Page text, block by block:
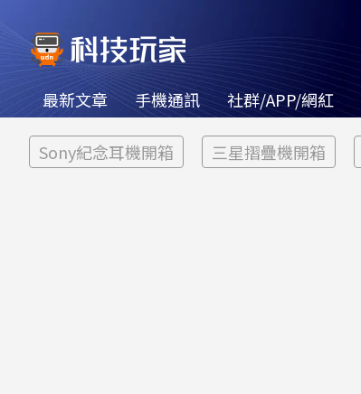
最新文章 手機通訊 社群/APP/網紅
Sony紀念耳機開箱 三星摺疊機開箱